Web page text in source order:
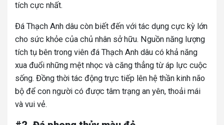
tích cực nhất.
Đá Thạch Anh dâu còn biết đến với tác dụng cực kỳ lớn
cho sức khỏe của chủ nhân sở hữu. Nguồn năng lượng
tích tụ bên trong viên đá Thạch Anh dâu có khả năng
xua đuổi những mệt nhọc và căng thẳng từ áp lực cuộc
sống. Đồng thời tác động trực tiếp lên hệ thần kinh não
bộ để con người có được tâm trạng an yên, thoải mái
và vui vẻ.